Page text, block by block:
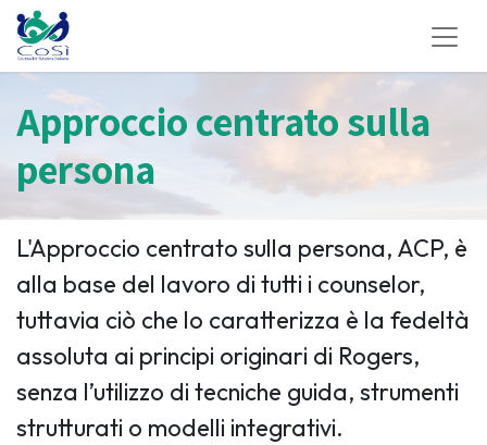
Approccio centrato sulla
persona
L'Approccio centrato sulla persona, ACP, è
alla base del lavoro di tutti i counselor,
tuttavia ciò che lo caratterizza è la fedeltà
assoluta ai principi originari di Rogers,
senza l’utilizzo di tecniche guida, strumenti
strutturati o modelli integrativi.